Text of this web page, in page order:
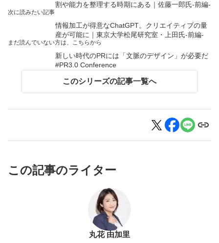
割や能力を整理する時期にある｜佐藤一郎氏-前編-
次に読みたい記事
情報加工が得意なChatGPT。クリエイティブの量
産が可能に｜東京大学松尾研究室・上田氏-前編-
まだ読んでいない方は、こちらから
新しい時代のPRには「文脈のデザイン」が必要だ
#PR3.0 Conference
このシリーズの記事一覧へ
この記事のライター
丸花 由加里